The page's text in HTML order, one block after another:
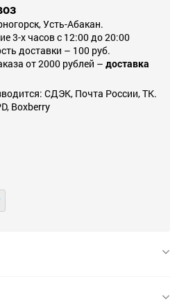
Усть-Абакан.
3-х часов с 12:00 до 20:00
доставки – 100 руб.
от 2000 рублей – доставка
СДЭК, Почта России, ТК.
Boxberry